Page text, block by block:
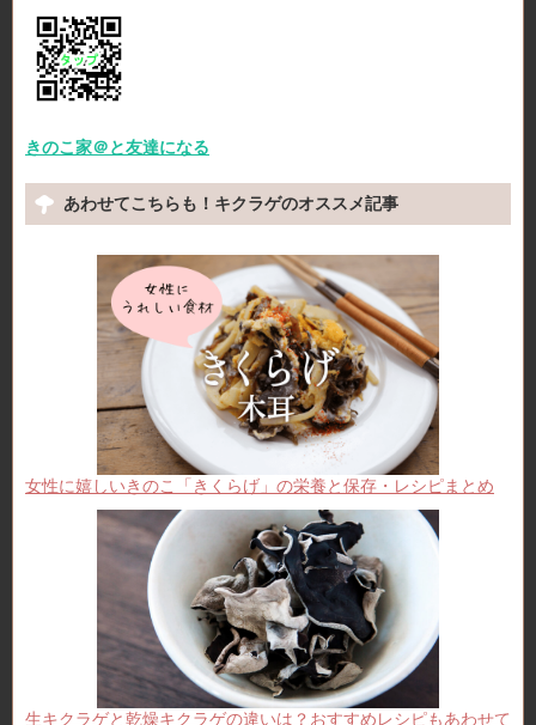
きのこ家＠と友達になる
あわせてこちらも！キクラゲのオススメ記事
女性に嬉しいきのこ「きくらげ」の栄養と保存・レシピまとめ
生キクラゲと乾燥キクラゲの違いは？おすすめレシピもあわせて